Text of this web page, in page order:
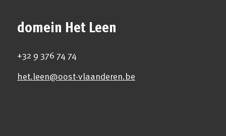
domein Het Leen
+32 9 376 74 74
het.leen@oost-vlaanderen.be